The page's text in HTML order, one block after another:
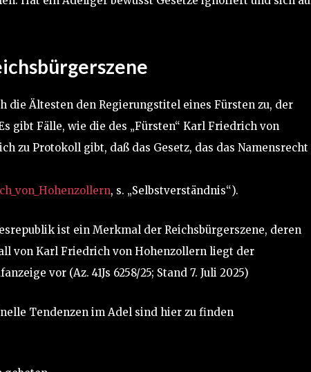
die Ältesten den Regierungstitel eines Fürsten zu, der
gibt Fälle, wie die des „Fürsten“ Karl Friedrich von
zu Protokoll gibt, daß das Gesetz, das das Namensrecht
, s. „Selbstverständnis“).
ist ein Merkmal der Reichsbürgerszene, deren
von Karl Friedrich von Hohenzollern liegt der
vor (Az. 41Js 6258/25; Stand 7. Juli 2025)
Tendenzen im Adel sind hier zu finden